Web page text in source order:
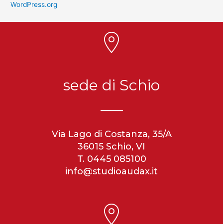
WordPress.org
sede di Schio
Via Lago di Costanza, 35/A
36015 Schio, VI
T. 0445 085100
info@studioaudax.it